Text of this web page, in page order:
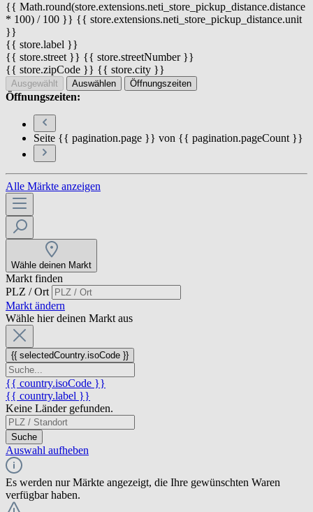
{{ Math.round(store.extensions.neti_store_pickup_distance.distance
* 100) / 100 }} {{ store.extensions.neti_store_pickup_distance.unit
}}
{{ store.label }}
{{ store.street }} {{ store.streetNumber }}
{{ store.zipCode }} {{ store.city }}
Ausgewählt Auswählen Öffnungszeiten
Öffnungszeiten:
Seite {{ pagination.page }} von {{ pagination.pageCount }}
Alle Märkte anzeigen
Wähle deinen Markt
Markt finden
PLZ / Ort
Markt ändern
Wähle hier deinen Markt aus
{{ selectedCountry.isoCode }}
{{ country.isoCode }}
{{ country.label }}
Keine Länder gefunden.
Suche
Auswahl aufheben
Es werden nur Märkte angezeigt, die Ihre gewünschten Waren
verfügbar haben.